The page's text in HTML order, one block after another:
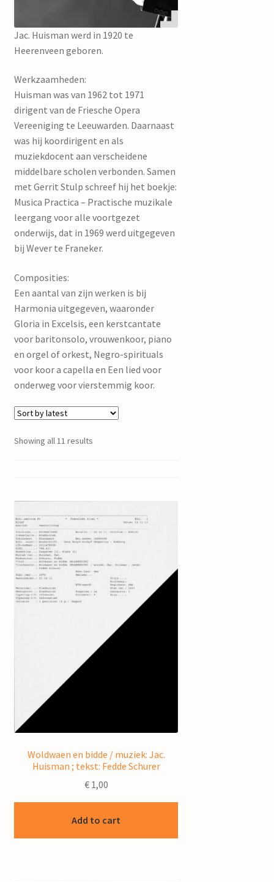
Jac. Huisman werd in 1920 te
Heerenveen geboren.
Werkzaamheden:
Huisman was van 1962 tot 1971
dirigent van de Friesche Opera
Vereeniging te Leeuwarden. Daarnaast
was hij koordirigent en als
muziekdocent aan verscheidene
middelbare scholen verbonden. Samen
met Gerrit Stulp schreef hij het boekje:
Musica Practica – Practische muzikale
leergang voor alle voortgezet
onderwijs, dat in 1969 werd uitgegeven
bij Wever te Franeker.
Composities:
Een aantal van zijn werken is bij
Harmonia uitgegeven, waaronder
Gloria in Excelsis, een kerstcantate
voor baritonsolo, vrouwenkoor, piano
en orgel of orkest, Negro-spirituals
voor koor a capella en Een lied voor
onderweg voor vierstemmig koor.
Showing all 11 results
Woldwaen en bidde / muziek: Jac.
Huisman ; tekst: Fedde Schurer
€1,00
Add to cart